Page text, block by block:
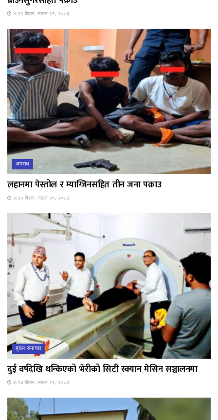
४:२२ बिहान, साउन २१, २०८३
अपराध
लहानमा पेस्तोल र म्याग्जिनसहित तीन जना पक्राउ
४:२५ बिहान, साउन २०, २०८३
मुख्य समाचार
दुई वर्षदेखि थन्किएको भेरीको सिटी स्क्यान मेसिन सञ्चालनमा
४:१३ बिहान, साउन १९, २०८३